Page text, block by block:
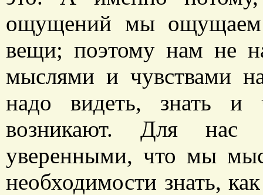
ощущений мы ощущаем
вещи; поэтому нам не
мыслями и чувствами
надо видеть, знать и
возникают. Для нас
уверенными, что мы
необходимости знать,